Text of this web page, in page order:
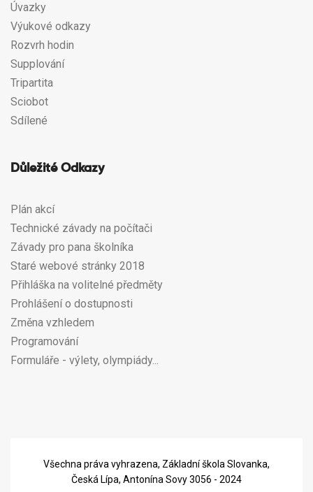
Úvazky
Výukové odkazy
Rozvrh hodin
Supplování
Tripartita
Sciobot
Sdílené
Důležité Odkazy
Plán akcí
Technické závady na počítači
Závady pro pana školníka
Staré webové stránky 2018
Přihláška na volitelné předměty
Prohlášení o dostupnosti
Změna vzhledem
Programování
Formuláře - výlety, olympiády...
Všechna práva vyhrazena, Základní škola Slovanka,
Česká Lípa, Antonína Sovy 3056 - 2024